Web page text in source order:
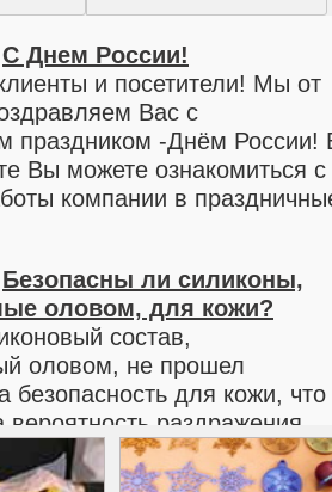
С Днем России!
и посетители! Мы от
Вас с
праздником -Днём России!
Вы можете ознакомиться с
компании в
С 8 марта!
Вас с наступающим
женским днем 8 марта!
можно ознакомиться с
компании в
Безопасны ли силиконы,
оловом, для кожи?
состав,
оловом, не прошел
безопасность для кожи, что
вероятность раздражения